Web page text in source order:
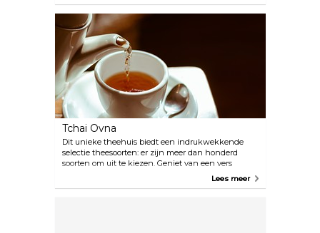
Tchai Ovna
Dit unieke theehuis biedt een indrukwekkende
selectie theesoorten: er zijn meer dan honderd
soorten om uit te kiezen. Geniet van een vers
brouwsel in de eigenzinnige, sfeervolle ruimte van
Lees meer